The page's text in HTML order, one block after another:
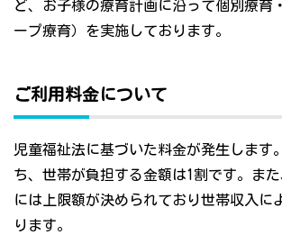
ど、お子様の療育計画に沿って個別療育
ープ療育）を実施しております。
ご利用料金について
児童福祉法に基づいた料金が発生します
ち、世帯が負担する金額は1割です。ま
には上限額が決められており世帯収入に
ります。